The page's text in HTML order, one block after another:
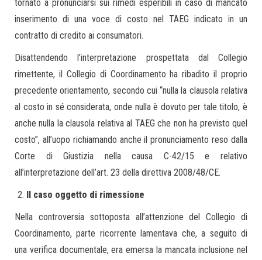
tornato a pronunciarsi sui rimedi esperibili in caso di mancato
inserimento di una voce di costo nel TAEG indicato in un
contratto di credito ai consumatori.
Disattendendo l’interpretazione prospettata dal Collegio
rimettente, il Collegio di Coordinamento ha ribadito il proprio
precedente orientamento, secondo cui “nulla la clausola relativa
al costo in sé considerata, onde nulla è dovuto per tale titolo, è
anche nulla la clausola relativa al TAEG che non ha previsto quel
costo”, all’uopo richiamando anche il pronunciamento reso dalla
Corte di Giustizia nella causa C-42/15 e relativo
all’interpretazione dell’art. 23 della direttiva 2008/48/CE.
Il caso oggetto di rimessione
Nella controversia sottoposta all’attenzione del Collegio di
Coordinamento, parte ricorrente lamentava che, a seguito di
una verifica documentale, era emersa la mancata inclusione nel